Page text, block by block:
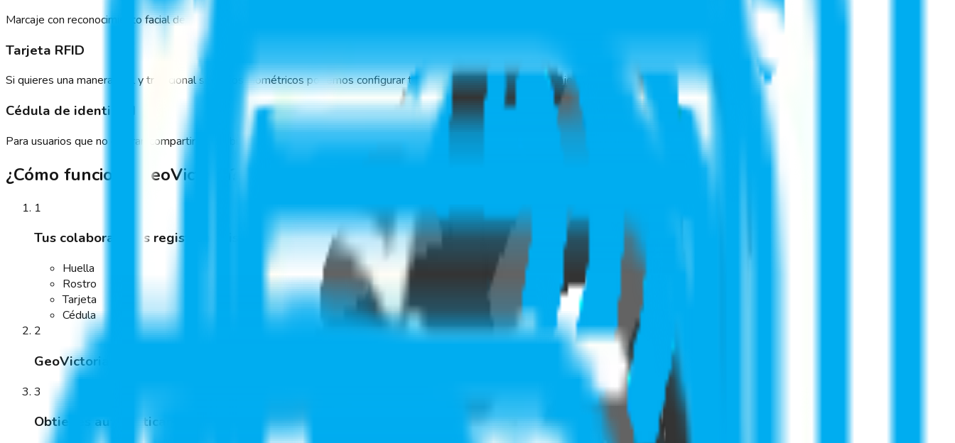
Marcaje con reconocimiento facial desde nuestro reloj control.
Tarjeta RFID
Si quieres una manera fácil y tradicional sin datos biométricos podemos configurar tarjetas de contacto para marcaje.
Cédula de identidad
Para usuarios que no quieran compartir datos biométricos podemos escanear el QR del carnet de identidad.
¿Cómo funciona GeoVictoria?
1
Tus colaboradores registran asistencia
Huella
Rostro
Tarjeta
Cédula
2
GeoVictoria procesa la información
3
Obtienes automáticamente